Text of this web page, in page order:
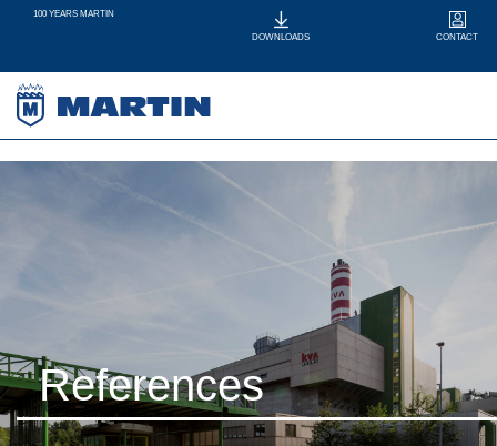
100 YEARS MARTIN
DOWNLOADS CONTACT
References